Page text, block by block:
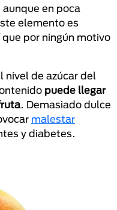
en poca
elemento es
por ningún motivo
nivel de azúcar del
puede llegar
. Demasiado dulce
malestar
y diabetes.